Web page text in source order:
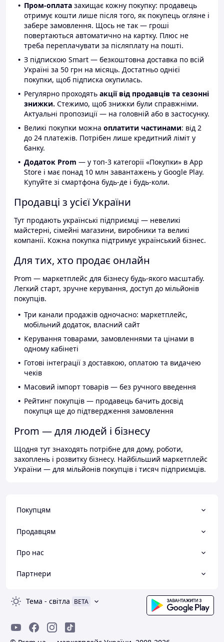
Пром-оплата захищає кожну покупку: продавець
отримує кошти лише після того, як покупець огляне і
забере замовлення. Щось не так — гроші
повертаються автоматично на картку. Плюс не
треба переплачувати за післяплату на пошті.
З підпискою Smart — безкоштовна доставка по всій
Україні за 50 грн на місяць. Достатньо однієї
покупки, щоб підписка окупилась.
Регулярно проходять акції від продавців та сезонні
знижки. Стежимо, щоб знижки були справжніми.
Актуальні пропозиції — на головній або в застосунку.
Великі покупки можна оплатити частинами: від 2
до 24 платежів. Потрібен лише кредитний ліміт у
банку.
Додаток Prom — у топ-3 категорії «Покупки» в App
Store і має понад 10 млн завантажень у Google Play.
Купуйте зі смартфона будь-де і будь-коли.
Продавці з усієї України
Тут продають українські підприємці — невеликі
майстерні, сімейні магазини, виробники та великі
компанії. Кожна покупка підтримує український бізнес.
Для тих, хто продає онлайн
Prom — маркетплейс для бізнесу будь-якого масштабу.
Легкий старт, зручне керування, доступ до мільйонів
покупців.
Три канали продажів одночасно: маркетплейс,
мобільний додаток, власний сайт
Керування товарами, замовленнями та цінами в
одному кабінеті
Готові інтеграції з доставкою, оплатою та видачею
чеків
Масовий імпорт товарів — без ручного введення
Рейтинг покупців — продавець бачить досвід
покупця ще до підтвердження замовлення
Prom — для людей і бізнесу
Щодня тут знаходять потрібне для дому, роботи,
захоплень і розвитку бізнесу. Найбільший маркетплейс
України — для мільйонів покупців і тисяч підприємців.
Покупцям
Продавцям
Про нас
Партнери
Тема - світла BETA